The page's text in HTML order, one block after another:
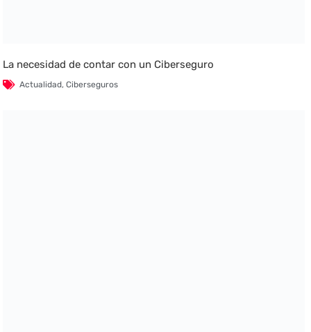
La necesidad de contar con un Ciberseguro
Actualidad,Ciberseguros